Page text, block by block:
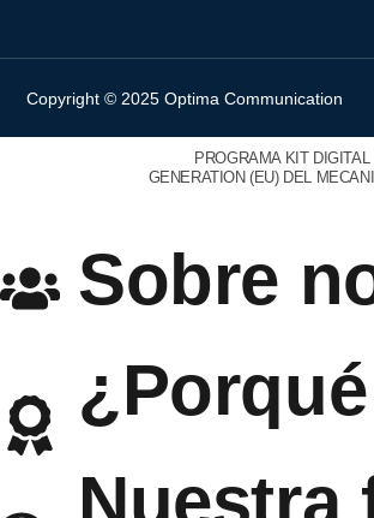
Copyright © 2025 Optima Communication
PROGRAMA KIT
GENERATION (EU) DEL
Sobre
Nuestra